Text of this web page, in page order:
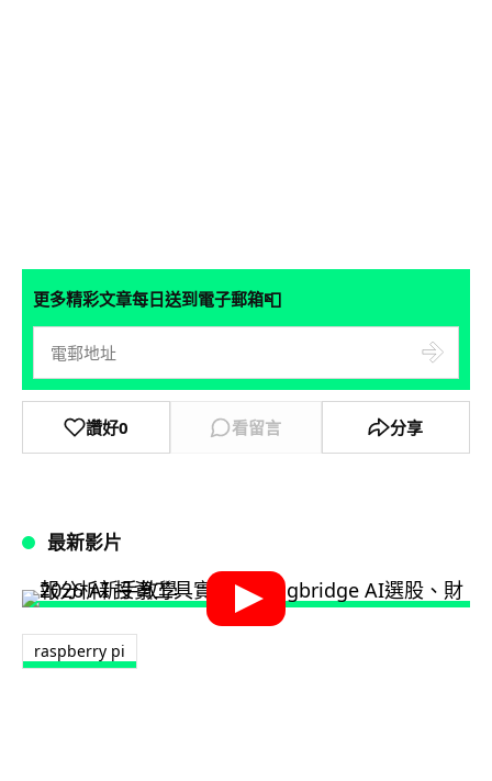
更多精彩文章每日送到電子郵箱📮
讚好0 看留言 分享
最新影片
raspberry pi